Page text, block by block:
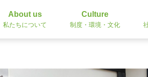
About us
私たちについて
Culture
制度・環境・文化